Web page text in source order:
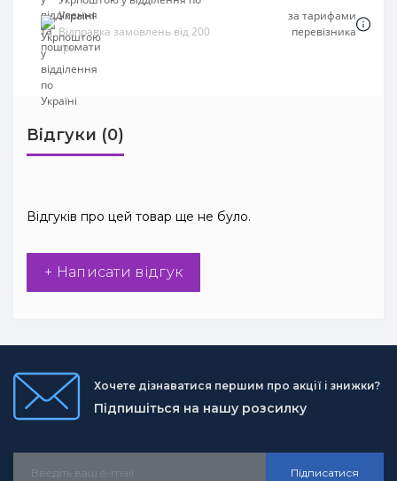
Україні
Відправка замовлень від 200
грн
за тарифами
перевізника
Відгуки (0)
Відгуків про цей товар ще не було.
+ Написати відгук
Хочете дізнаватися першим про акції і знижки?
Підпишіться на нашу розсилку
Підписатися